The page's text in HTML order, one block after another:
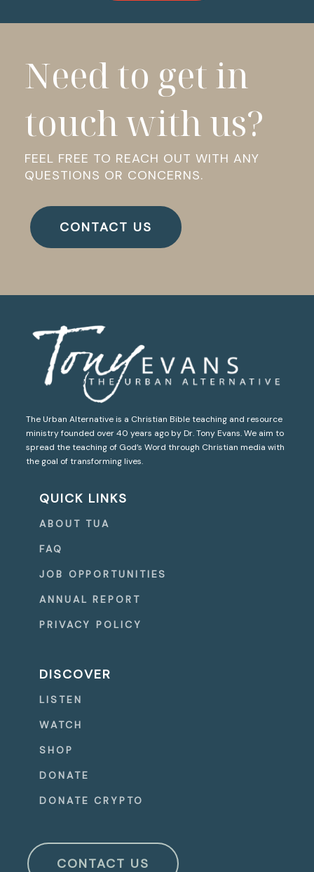
Need to get in
touch with us?
FEEL FREE TO REACH OUT WITH ANY
QUESTIONS OR CONCERNS.
CONTACT US
The Urban Alternative is a Christian Bible teaching and resource
ministry founded over 40 years ago by Dr. Tony Evans. We aim to
spread the teaching of God’s Word through Christian media with
the goal of transforming lives.
QUICK LINKS
ABOUT TUA
FAQ
JOB OPPORTUNITIES
ANNUAL REPORT
PRIVACY POLICY
DISCOVER
LISTEN
WATCH
SHOP
DONATE
DONATE CRYPTO
CONTACT US